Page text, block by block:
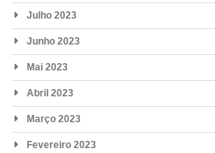
Julho 2023
Junho 2023
Mai 2023
Abril 2023
Março 2023
Fevereiro 2023